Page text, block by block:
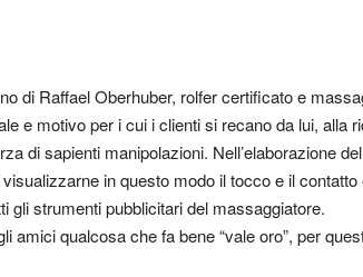
di Raffael Oberhuber, rolfer certificato e
e motivo per i cui i clienti si recano da lui, alla
di sapienti manipolazioni. Nell’elaborazione
in questo modo il tocco e il
gli strumenti pubblicitari del massaggiatore.
amici qualcosa che fa bene “vale oro”, per